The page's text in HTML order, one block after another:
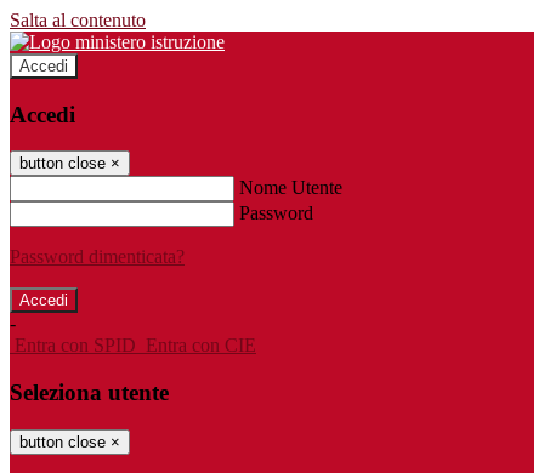
Salta al contenuto
Accedi
Accedi
button close ×
Nome Utente
Password
Password dimenticata?
-
Entra con SPID Entra con CIE
Seleziona utente
button close ×